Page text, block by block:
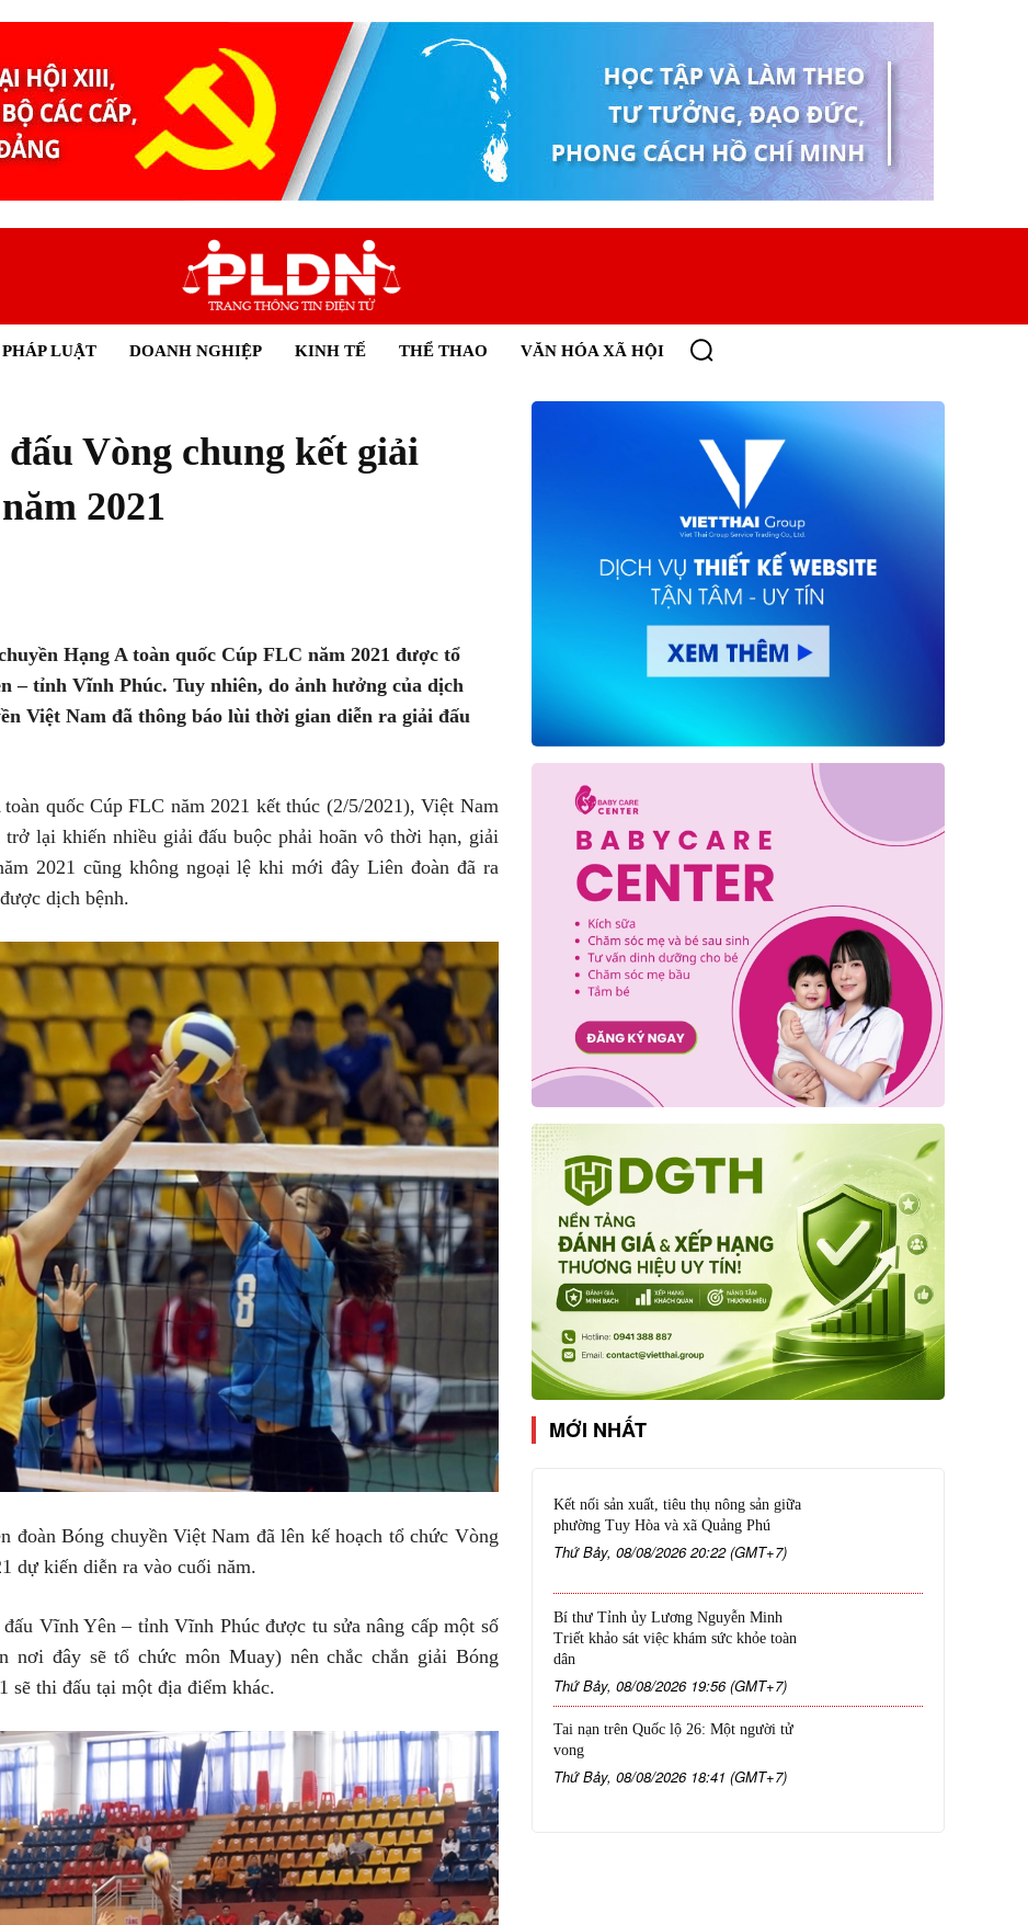
PHÁP LUẬT DOANH NGHIỆP KINH TẾ THỂ THAO VĂN HÓA XÃ HỘI
Vòng chung kết giải
2021
Hạng A toàn quốc Cúp FLC năm 2021 được tổ
– tỉnh Vĩnh Phúc. Tuy nhiên, do ảnh hưởng của dịch
Việt Nam đã thông báo lùi thời gian diễn ra giải đấu
quốc Cúp FLC năm 2021 kết thúc (2/5/2021), Việt Nam
lại khiến nhiều giải đấu buộc phải hoãn vô thời hạn, giải
2021 cũng không ngoại lệ khi mới đây Liên đoàn đã ra
dịch bệnh.
Bóng chuyền Việt Nam đã lên kế hoạch tổ chức Vòng
dự kiến diễn ra vào cuối năm.
Vĩnh Yên – tỉnh Vĩnh Phúc được tu sửa nâng cấp một số
nơi đây sẽ tổ chức môn Muay) nên chắc chắn giải Bóng
sẽ thi đấu tại một địa điểm khác.
MỚI NHẤT
Kết nối sản xuất, tiêu thụ nông sản giữa
phường Tuy Hòa và xã Quảng Phú
Thứ Bảy, 08/08/2026 20:22 (GMT+7)
Bí thư Tỉnh ủy Lương Nguyễn Minh
Triết khảo sát việc khám sức khỏe toàn
dân
Thứ Bảy, 08/08/2026 19:56 (GMT+7)
Tai nạn trên Quốc lộ 26: Một người tử
vong
Thứ Bảy, 08/08/2026 18:41 (GMT+7)